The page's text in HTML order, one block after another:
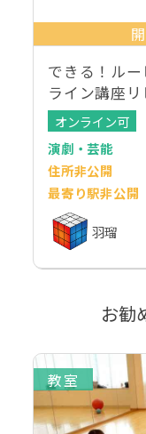
できる！ル
ライン講座
オンライン可
演劇・芸能
住所非公開
最寄り駅非公開
羽瑠
お勧
教室